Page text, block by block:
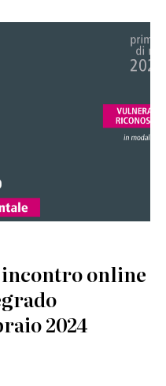
incontro online
2024